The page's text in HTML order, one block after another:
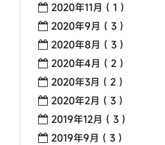
2020年11月 ( 1 )
2020年9月 ( 3 )
2020年8月 ( 3 )
2020年4月 ( 2 )
2020年3月 ( 2 )
2020年2月 ( 3 )
2019年12月 ( 3 )
2019年9月 ( 3 )